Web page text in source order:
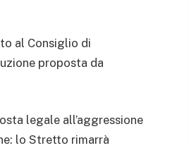
al Consiglio di
proposta da
legale all’aggressione
lo Stretto rimarrà